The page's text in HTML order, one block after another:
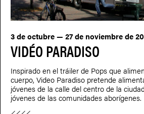
VIDÉO PARADISO
3 de octubre — 27 de noviembre de
Inspirado en el tráiler de Pops que
cuerpo, Video Paradiso pretende
jóvenes de la calle del centro de la
jóvenes de las comunidades aborígenes.